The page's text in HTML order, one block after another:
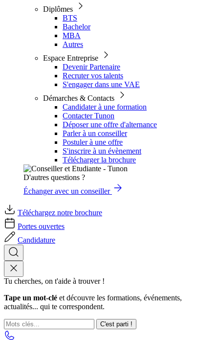
Diplômes
BTS
Bachelor
MBA
Autres
Espace Entreprise
Devenir Partenaire
Recruter vos talents
S'engager dans une VAE
Démarches & Contacts
Candidater à une formation
Contacter Tunon
Déposer une offre d'alternance
Parler à un conseiller
Postuler à une offre
S'inscrire à un évènement
Télécharger la brochure
D'autres questions ?
Échanger avec un conseiller
Téléchargez notre brochure
Portes ouvertes
Candidature
Tu cherches, on t'aide à trouver !
Tape un mot-clé et découvre les formations, événements,
actualités... qui te correspondent.
C'est parti !